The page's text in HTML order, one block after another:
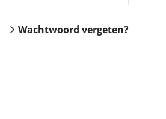
Wachtwoord vergeten?